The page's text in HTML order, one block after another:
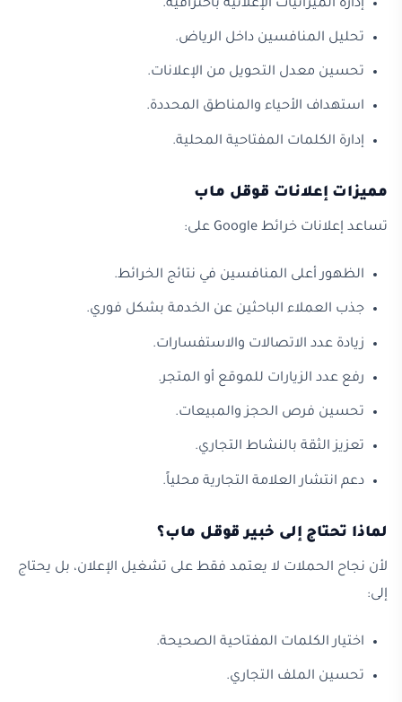
إدارة الميزانيات الإعلانية باحترافية.
تحليل المنافسين داخل الرياض.
تحسين معدل التحويل من الإعلانات.
استهداف الأحياء والمناطق المحددة.
إدارة الكلمات المفتاحية المحلية.
مميزات إعلانات قوقل ماب
تساعد إعلانات خرائط Google على:
الظهور أعلى المنافسين في نتائج الخرائط.
جذب العملاء الباحثين عن الخدمة بشكل فوري.
زيادة عدد الاتصالات والاستفسارات.
رفع عدد الزيارات للموقع أو المتجر.
تحسين فرص الحجز والمبيعات.
تعزيز الثقة بالنشاط التجاري.
دعم انتشار العلامة التجارية محلياً.
لماذا تحتاج إلى خبير قوقل ماب؟
لأن نجاح الحملات لا يعتمد فقط على تشغيل الإعلان، بل يحتاج
إلى:
اختيار الكلمات المفتاحية الصحيحة.
تحسين الملف التجاري.